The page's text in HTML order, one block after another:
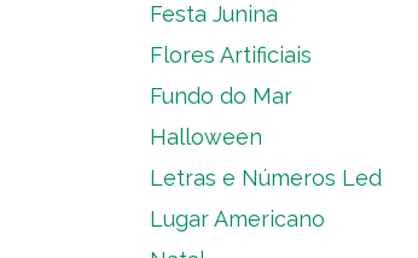
Festa Junina
Flores Artificiais
Fundo do Mar
Halloween
Letras e Números Led
Lugar Americano